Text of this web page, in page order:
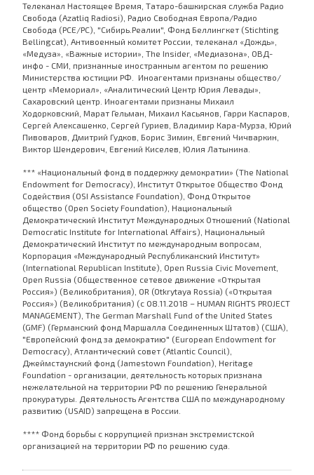
Телеканал Настоящее Время, Татаро-башкирская служба Радио
Свобода (Azatliq Radiosi), Радио Свободная Европа/Радио
Свобода (PCE/PC), "Сибирь.Реалии", Фонд Беллингкет (Stichting
Bellingcat), Антивоенный комитет России, телеканал «Дождь»,
«Медуза», «Важные истории», The Insider, «Медиазона», ОВД-
инфо - СМИ, признанные иностранным агентом по решению
Министерства юстиции РФ. Иноагентами признаны общество/
центр «Мемориал», «Аналитический Центр Юрия Левады»,
Сахаровский центр. Иноагентами признаны Михаил
Ходорковский, Марат Гельман, Михаил Касьянов, Гарри Каспаров,
Сергей Алексашенко, Сергей Гуриев, Владимир Кара-Мурза, Юрий
Пивоваров, Дмитрий Гудков, Борис Зимин, Евгений Чичваркин,
Виктор Шендерович, Евгений Киселев, Юлия Латынина.
*** «Национальный фонд в поддержку демократии» (The National
Endowment for Democracy), Институт Открытое Общество Фонд
Содействия (OSI Assistance Foundation), Фонд Открытое
общество (Open Society Foundation), Национальный
Демократический Институт Международных Отношений (National
Democratic Institute for International Affairs), Национальный
Демократический Институт по международным вопросам,
Корпорация «Международный Республиканский Институт»
(International Republican Institute), Open Russia Civic Movement,
Open Russia (Общественное сетевое движение «Открытая
Россия») (Великобритания), OR (Otkrytaya Rossia) («Открытая
Россия») (Великобритания) (с 08.11.2018 – HUMAN RIGHTS PROJECT
MANAGEMENT), The German Marshall Fund of the United States
(GMF) (Германский фонд Маршалла Соединенных Штатов) (США),
"Европейский фонд за демократию" (European Endowment for
Democracy), Атлантический совет (Atlantic Council),
Джеймстаунский фонд (Jamestown Foundation), Heritage
Foundation - организации, деятельность которых признана
нежелательной на территории РФ по решению Генеральной
прокуратуры. Деятельность Агентства США по международному
развитию (USAID) запрещена в России.
**** Фонд борьбы с коррупцией признан экстремистской
организацией на территории РФ по решению суда.